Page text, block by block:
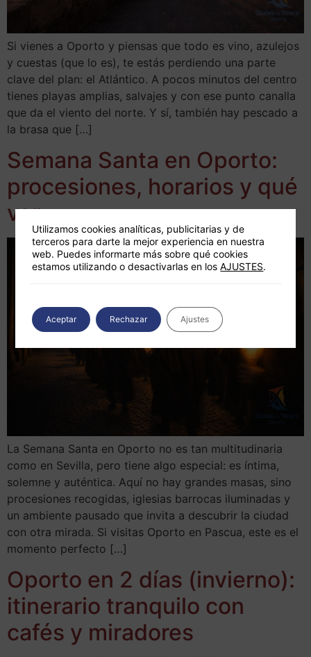
Si vienes a Oporto y piensas que todo es vino, azulejos
y cuestas (que lo es), te estás perdiendo una parte
clave del plan: el Atlántico. A pocos minutos del centro
tienes playas amplias, salvajes y con ese punto canalla
que da el viento del norte. Y sí, también hay pescado a
la brasa que […]
Semana Santa en Oporto:
procesiones, horarios y qué
ver
La Semana Santa en Oporto no es tan multitudinaria
como en Sevilla, pero tiene algo especial: es íntima,
solemne y auténtica. Aquí no hay grandes masas, sino
procesiones recogidas, iglesias barrocas iluminadas y
un ambiente pausado que invita a descubrir la ciudad
con otra mirada. Si visitas Oporto en Pascua, este es el
momento perfecto […]
Oporto en 2 días (invierno):
itinerario tranquilo con
cafés y miradores
Utilizamos cookies analíticas, publicitarias y de
terceros para darte la mejor experiencia en nuestra
web. Puedes informarte más sobre qué cookies
estamos utilizando o desactivarlas en losAJUSTES.
Aceptar Rechazar Ajustes